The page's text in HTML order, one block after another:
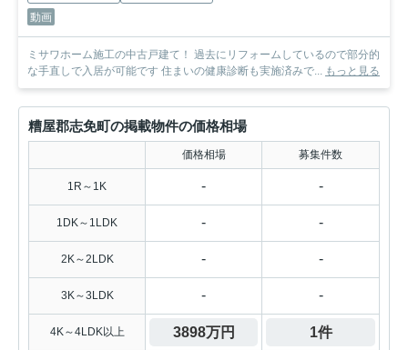
動画
ミサワホーム施工の中古戸建て！ 過去にリフォームしているので部分的
な手直しで入居が可能です 住まいの健康診断も実施済みで... もっと見る
糟屋郡志免町の掲載物件の価格相場
価格相場 募集件数
1R～1K - -
1DK～1LDK - -
2K～2LDK - -
3K～3LDK - -
4K～4LDK以上 3898万円 1件